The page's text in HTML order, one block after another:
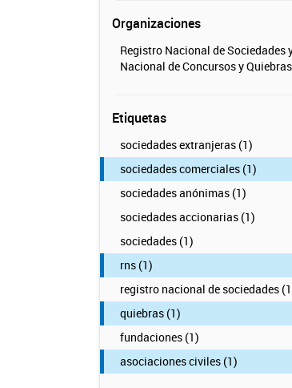
Organizaciones
Registro Nacional de Sociedades
Nacional de Concursos y
Etiquetas
sociedades extranjeras (1)
sociedades comerciales (1)
sociedades anónimas (1)
sociedades accionarias (1)
sociedades (1)
rns (1)
registro nacional de sociedades
quiebras (1)
fundaciones (1)
asociaciones civiles (1)